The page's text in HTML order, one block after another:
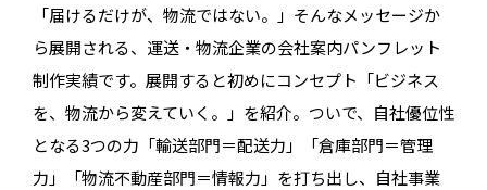
「届けるだけが、物流ではない。」そんなメッセージか
ら展開される、運送・物流企業の会社案内パンフレット
制作実績です。展開すると初めにコンセプト「ビジネス
を、物流から変えていく。」を紹介。ついで、自社優位性
となる3つの力「輸送部門＝配送力」「倉庫部門＝管理
力」「物流不動産部門＝情報力」を打ち出し、自社事業